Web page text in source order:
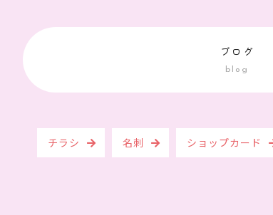
ブログ
blog
チラシ 名刺 ショップカード